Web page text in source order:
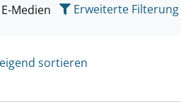
suchen wollen.
E-Medien Erweiterte Filterung
sortieren